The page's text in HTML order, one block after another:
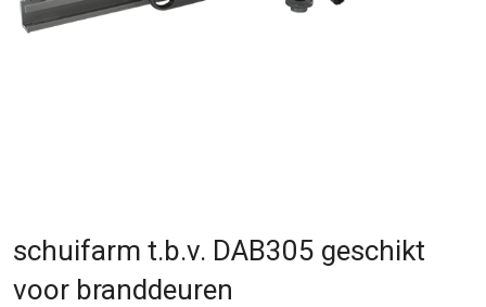
schuifarm t.b.v. DAB305 geschikt
voor branddeuren